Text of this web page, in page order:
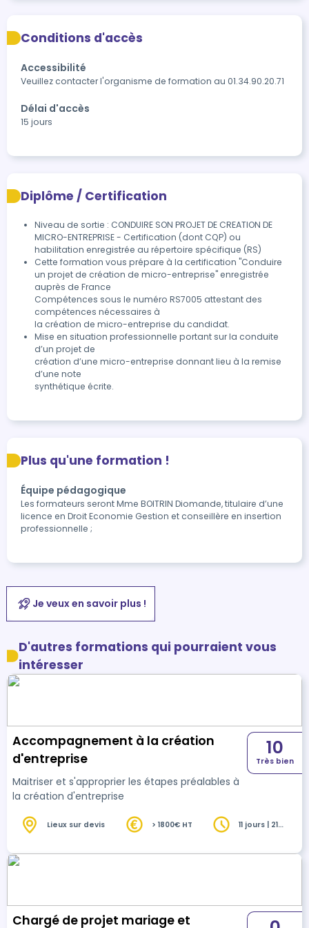
Conditions d'accès
Accessibilité
Veuillez contacter l'organisme de formation au 01.34.90.20.71
Délai d'accès
15 jours
Diplôme / Certification
Niveau de sortie : CONDUIRE SON PROJET DE CREATION DE
MICRO-ENTREPRISE - Certification (dont CQP) ou
habilitation enregistrée au répertoire spécifique (RS)
Cette formation vous prépare à la certification "Conduire
un projet de création de micro-entreprise" enregistrée
auprès de France
Compétences sous le numéro RS7005 attestant des
compétences nécessaires à
la création de micro-entreprise du candidat.
Mise en situation professionnelle portant sur la conduite
d’un projet de
création d’une micro-entreprise donnant lieu à la remise
d’une note
synthétique écrite.
Plus qu'une formation !
Équipe pédagogique
Les formateurs seront Mme BOITRIN Diomande, titulaire d’une
licence en Droit Economie Gestion et conseillère en insertion
professionnelle ;
Je veux en savoir plus !
D'autres formations qui pourraient vous
intéresser
Accompagnement à la création
d'entreprise
Maitriser et s'approprier les étapes préalables à
la création d'entreprise
10
Très bien
Lieux sur devis > 1800€ HT
11 jours | 21
Chargé de projet mariage et